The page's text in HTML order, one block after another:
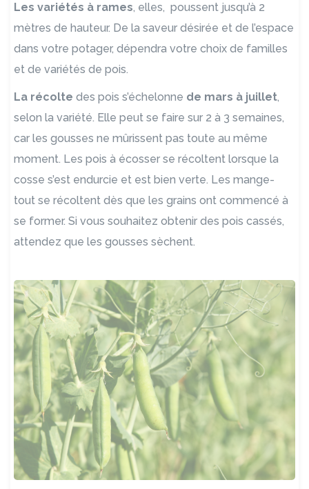
Les variétés à rames, elles, poussent jusqu’à 2
mètres de hauteur. De la saveur désirée et de l’espace
dans votre potager, dépendra votre choix de familles
et de variétés de pois.
La récolte des pois s’échelonne de mars à juillet,
selon la variété. Elle peut se faire sur 2 à 3 semaines,
car les gousses ne mûrissent pas toute au même
moment. Les pois à écosser se récoltent lorsque la
cosse s’est endurcie et est bien verte. Les mange-
tout se récoltent dès que les grains ont commencé à
se former. Si vous souhaitez obtenir des pois cassés,
attendez que les gousses sèchent.